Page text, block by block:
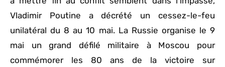
Vladimir Poutine a décrété un cessez-le-feu
unilatéral du 8 au 10 mai. La Russie organise le 9
mai un grand défilé militaire à Moscou pour
commémorer les 80 ans de la victoire sur